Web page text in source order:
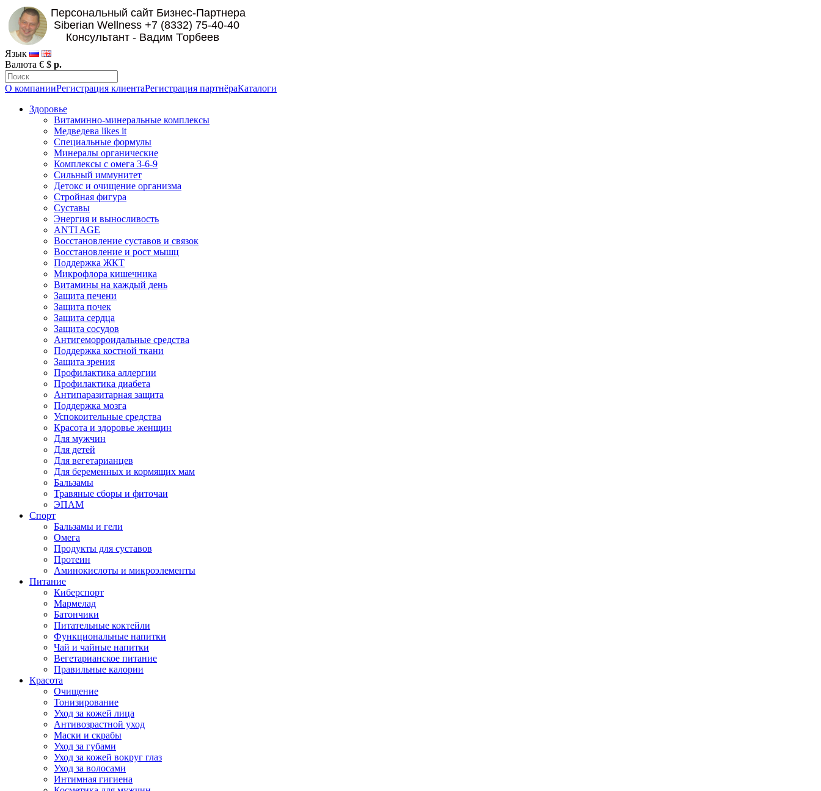
Язык
Валюта € $ р.
О компанииРегистрация клиентаРегистрация партнёраКаталоги
Здоровье
Витаминно-минеральные комплексы
Медведева likes it
Специальные формулы
Минералы органические
Комплексы с омега 3-6-9
Сильный иммунитет
Детокс и очищение организма
Стройная фигура
Суставы
Энергия и выносливость
ANTI AGE
Восстановление суставов и связок
Восстановление и рост мышц
Поддержка ЖКТ
Микрофлора кишечника
Витамины на каждый день
Защита печени
Защита почек
Защита сердца
Защита сосудов
Антигеморроидальные средства
Поддержка костной ткани
Защита зрения
Профилактика аллергии
Профилактика диабета
Антипаразитарная защита
Поддержка мозга
Успокоительные средства
Красота и здоровье женщин
Для мужчин
Для детей
Для вегетарианцев
Для беременных и кормящих мам
Бальзамы
Травяные сборы и фиточаи
ЭПАМ
Спорт
Бальзамы и гели
Омега
Продукты для суставов
Протеин
Аминокислоты и микроэлементы
Питание
Киберспорт
Мармелад
Батончики
Питательные коктейли
Функциональные напитки
Чай и чайные напитки
Вегетарианское питание
Правильные калории
Красота
Очищение
Тонизирование
Уход за кожей лица
Антивозрастной уход
Маски и скрабы
Уход за губами
Уход за кожей вокруг глаз
Уход за волосами
Интимная гигиена